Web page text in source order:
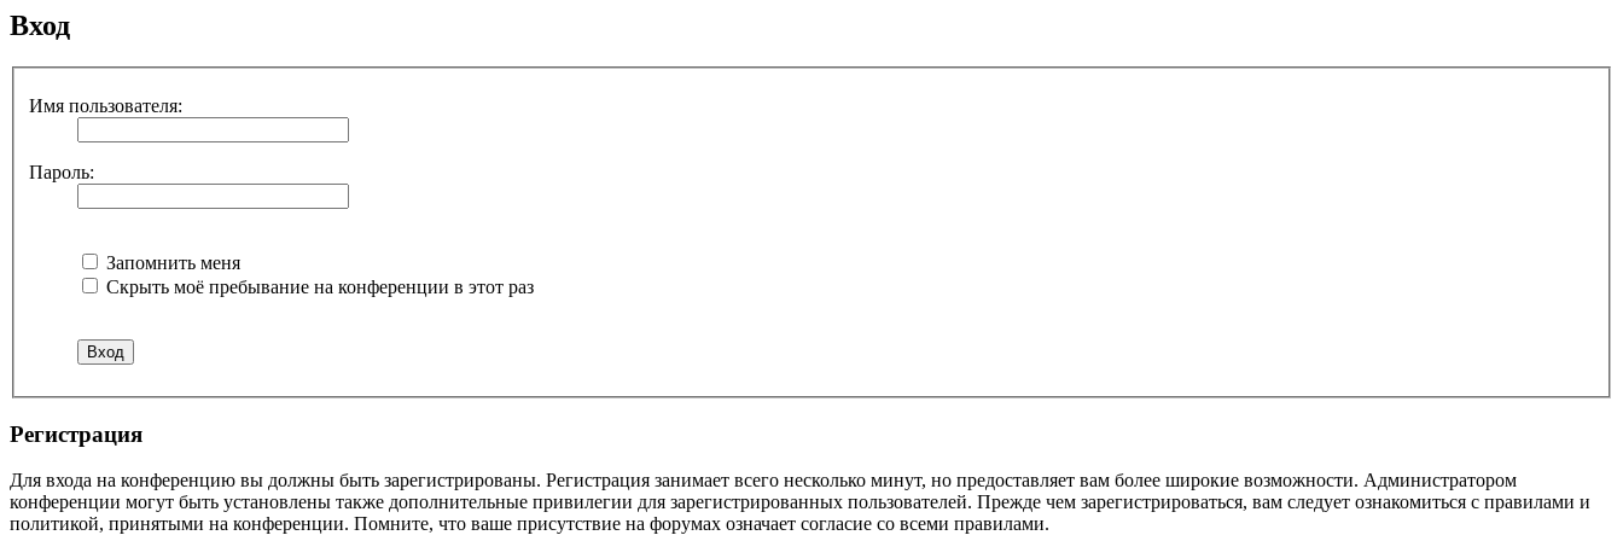
Вход
Имя пользователя:
Пароль:
Запомнить меня
Скрыть моё пребывание на конференции в этот раз
Регистрация
Для входа на конференцию вы должны быть зарегистрированы. Регистрация занимает всего несколько минут, но предоставляет вам более широкие возможности. Администратором
конференции могут быть установлены также дополнительные привилегии для зарегистрированных пользователей. Прежде чем зарегистрироваться, вам следует ознакомиться с правилами и
политикой, принятыми на конференции. Помните, что ваше присутствие на форумах означает согласие со всеми правилами.